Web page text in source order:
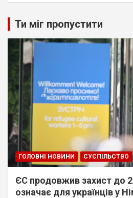
Ти міг пропустити
ГОЛОВНІ НОВИНИ СУСПІЛЬСТВО
ЄС продовжив захист до
означає для українців у